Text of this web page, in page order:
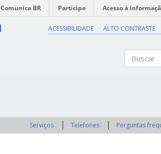
Comunica BR Participe Acesso à
ACESSIBILIDADE ALTO CONTRASTE
Serviços Telefones Perguntas